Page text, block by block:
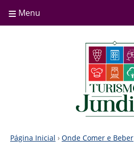
≡ Menu
Página Inicial › Onde Comer e Beber